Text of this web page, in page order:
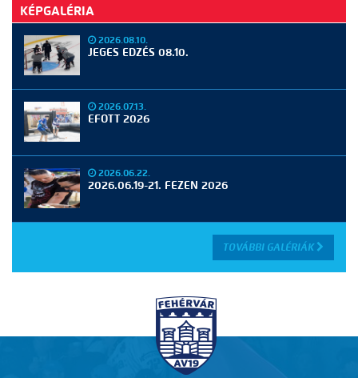
KÉPGALÉRIA
2026.08.10.
JEGES EDZÉS 08.10.
2026.07.13.
EFOTT 2026
2026.06.22.
2026.06.19-21. FEZEN 2026
TOVÁBBI GALÉRIÁK